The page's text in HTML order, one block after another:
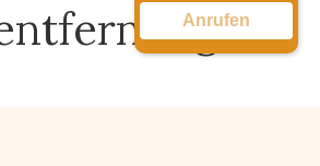
Anrufen